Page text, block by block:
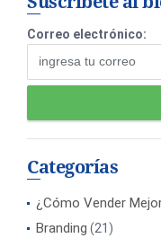
Correo electrónico:
Categorías
¿Cómo Vender
Branding (21)